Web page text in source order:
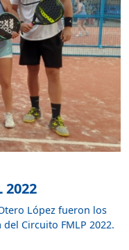
2022
López fueron los
Circuito FMLP 2022.